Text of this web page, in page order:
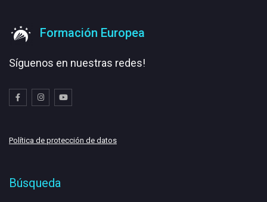
Formación Europea
Síguenos en nuestras redes!
Política de protección de datos
Búsqueda